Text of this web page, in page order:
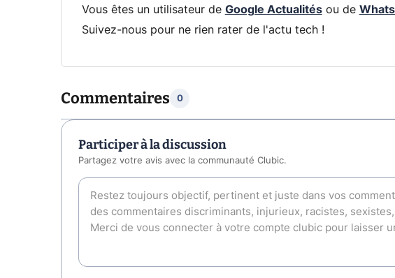
Vous êtes un utilisateur de Google Actualitésou de
Suivez-nous pour ne rien rater de l'actu tech !
Commentaires 0
Participer à la discussion
Partagez votre avis avec la communauté Clubic.